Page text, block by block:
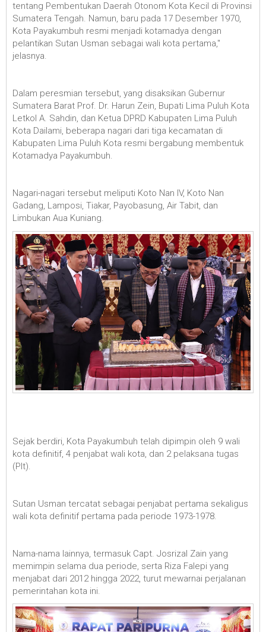
tentang Pembentukan Daerah Otonom Kota Kecil di Provinsi
Sumatera Tengah. Namun, baru pada 17 Desember 1970,
Kota Payakumbuh resmi menjadi kotamadya dengan
pelantikan Sutan Usman sebagai wali kota pertama,"
jelasnya.
Dalam peresmian tersebut, yang disaksikan Gubernur
Sumatera Barat Prof. Dr. Harun Zein, Bupati Lima Puluh Kota
Letkol A. Sahdin, dan Ketua DPRD Kabupaten Lima Puluh
Kota Dailami, beberapa nagari dari tiga kecamatan di
Kabupaten Lima Puluh Kota resmi bergabung membentuk
Kotamadya Payakumbuh.
Nagari-nagari tersebut meliputi Koto Nan IV, Koto Nan
Gadang, Lamposi, Tiakar, Payobasung, Air Tabit, dan
Limbukan Aua Kuniang.
Sejak berdiri, Kota Payakumbuh telah dipimpin oleh 9 wali
kota definitif, 4 penjabat wali kota, dan 2 pelaksana tugas
(Plt).
Sutan Usman tercatat sebagai penjabat pertama sekaligus
wali kota definitif pertama pada periode 1973-1978.
Nama-nama lainnya, termasuk Capt. Josrizal Zain yang
memimpin selama dua periode, serta Riza Falepi yang
menjabat dari 2012 hingga 2022, turut mewarnai perjalanan
pemerintahan kota ini.